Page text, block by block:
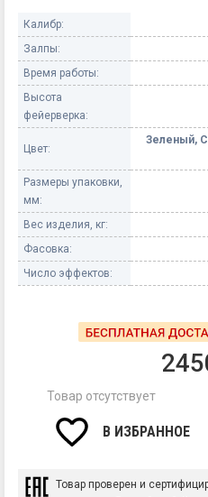
Калибр:
Залпы:
Время работы:
Высота
фейерверка:
Цвет:
Зеленый,
Размеры упаковки,
мм:
Вес изделия, кг:
Фасовка:
Число эффектов:
Товар отсутствует
В ИЗБРАННОЕ
Товар проверен и